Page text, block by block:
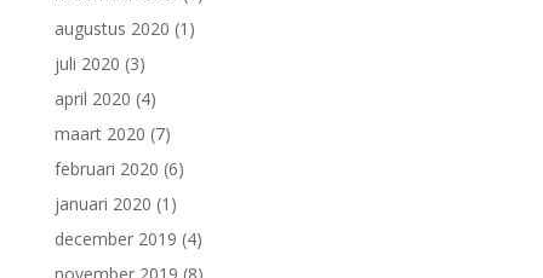
augustus 2020 (1)
juli 2020 (3)
april 2020 (4)
maart 2020 (7)
februari 2020 (6)
januari 2020 (1)
december 2019 (4)